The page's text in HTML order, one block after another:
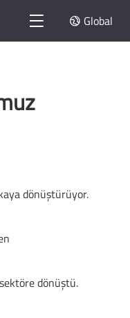
Global
dönüştürüyor.
dönüştü.